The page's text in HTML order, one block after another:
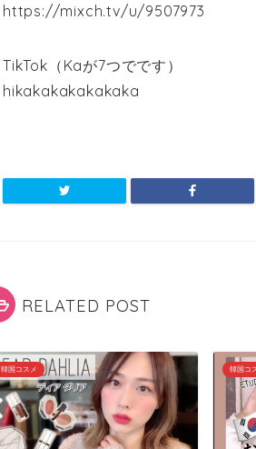
https://mixch.tv/u/9507973
TikTok（Kaが7つでです）
hikakakakakakaka
RELATED POST
韓国コスメ 韓国コ